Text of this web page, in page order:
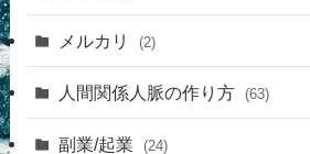
メルカリ (2)
人間関係人脈の作り方 (63)
副業/起業 (24)